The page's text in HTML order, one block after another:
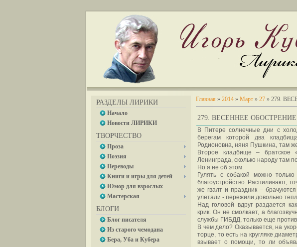
РАЗДЕЛЫ ЛИРИКИ
Начало
Новости ЛИРИКИ
ТВОРЧЕСТВО
Проза
Поэзия
Переводы
Книги и игры для детей
Юмор для взрослых
Мастерская
БЛОГИ
Блог писателя
Из старого чемодана
Бера, Уба и Кубера
Главная » 2014 » Март » 27 » 279.
279. ВЕСЕННЕЕ ОБОСТРЕНИЕ
В Питере солнечные дни с
берегам которой два
Родионовна, няня Пушкина, там
Второе кладбище – братское
Ленинграда, сколько народу там
Но я не об этом.
Гулять с собакой можно
благоустройство. Распиливают,
же гвалт и праздник –
улетали - пережили довольно
Над головой вдруг раздается
крик. Он не смолкает, а
службы ГИБДД, только еще
В чем дело? Оказывается, на
торце, то есть на кругляке
взывает о помощи, то ли